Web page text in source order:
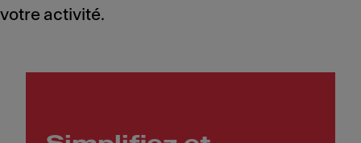
votre activité.